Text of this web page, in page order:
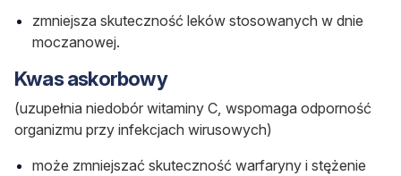
zmniejsza skuteczność leków stosowanych w dnie
moczanowej.
Kwas askorbowy
(uzupełnia niedobór witaminy C, wspomaga odporność
organizmu przy infekcjach wirusowych)
może zmniejszać skuteczność warfaryny i stężenie